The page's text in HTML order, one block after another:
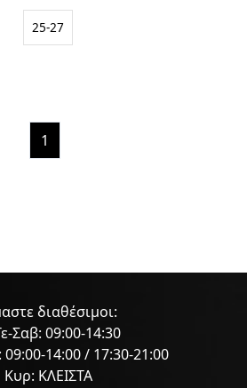
25-27
1
διαθέσιμοι:
Σαβ: 09:00-14:30
14:00 / 17:30-21:00
Κυρ: ΚΛΕΙΣΤΑ